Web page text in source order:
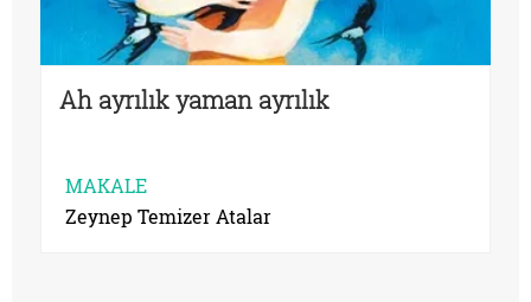
Ah ayrılık yaman ayrılık
MAKALE
Zeynep Temizer Atalar